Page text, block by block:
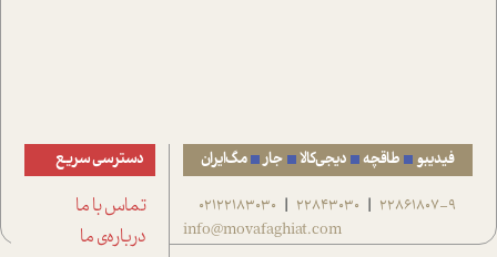
فیدیبو طاقچه دیجی‌کالا جار مگ‌ایران
22861807-9
|
22843030
|
02122183030
info@movafaghiat.com
دسترسی سریع
تماس با ما
درباره‌ی ما